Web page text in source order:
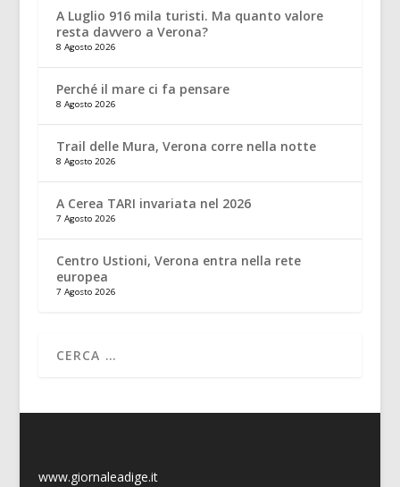
A Luglio 916 mila turisti. Ma quanto valore
resta davvero a Verona?
8 Agosto 2026
Perché il mare ci fa pensare
8 Agosto 2026
Trail delle Mura, Verona corre nella notte
8 Agosto 2026
A Cerea TARI invariata nel 2026
7 Agosto 2026
Centro Ustioni, Verona entra nella rete
europea
7 Agosto 2026
www.giornaleadige.it